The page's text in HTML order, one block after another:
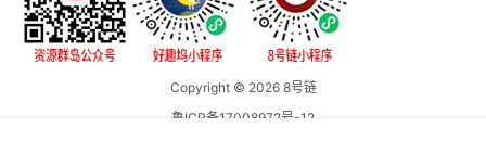
Copyright © 20268号链
鲁ICP备17008972号-12